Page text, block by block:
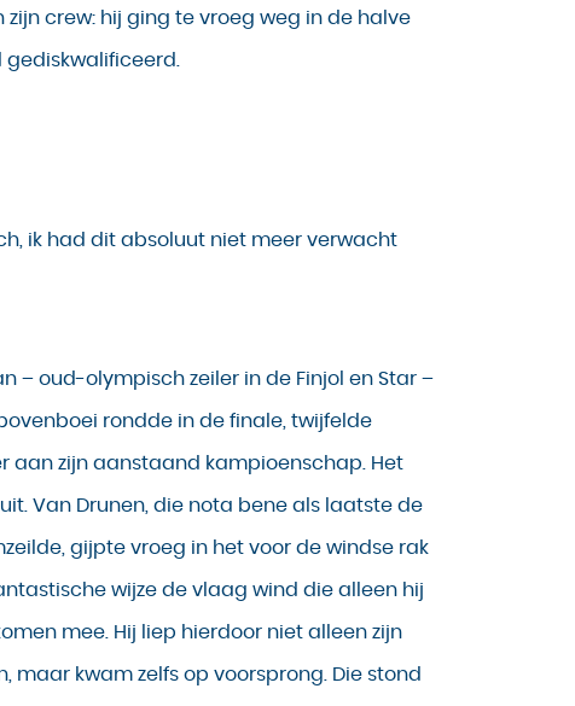
zijn crew: hij ging te vroeg weg in de halve
gediskwalificeerd.
ik had dit absoluut niet meer verwacht
– oud-olympisch zeiler in de Finjol en Star –
rondde in de finale, twijfelde
aan zijn aanstaand kampioenschap. Het
Van Drunen, die nota bene als laatste de
gijpte vroeg in het voor de windse rak
wijze de vlaag wind die alleen hij
mee. Hij liep hierdoor niet alleen zijn
maar kwam zelfs op voorsprong. Die stond